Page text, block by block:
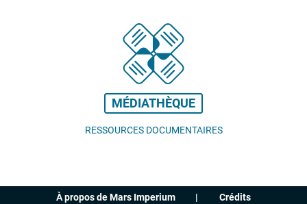
MÉDIATHÈQUE
RESSOURCES DOCUMENTAIRES
À propos de Mars Imperium
Crédits